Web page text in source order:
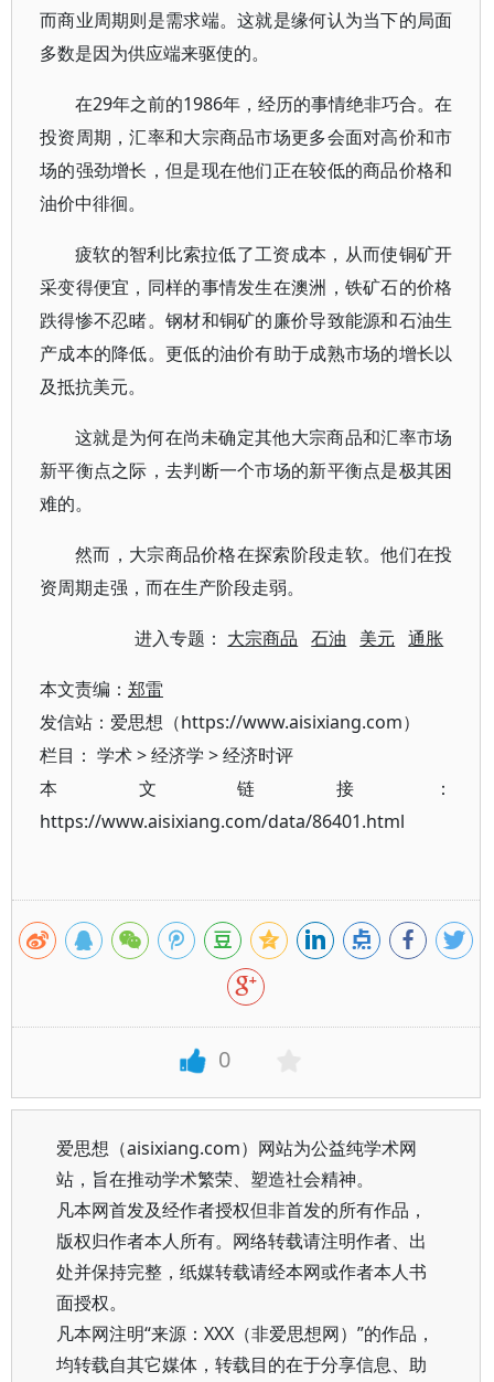
而商业周期则是需求端。这就是缘何认为当下的局面
多数是因为供应端来驱使的。
在29年之前的1986年，经历的事情绝非巧合。在
投资周期，汇率和大宗商品市场更多会面对高价和市
场的强劲增长，但是现在他们正在较低的商品价格和
油价中徘徊。
疲软的智利比索拉低了工资成本，从而使铜矿开
采变得便宜，同样的事情发生在澳洲，铁矿石的价格
跌得惨不忍睹。钢材和铜矿的廉价导致能源和石油生
产成本的降低。更低的油价有助于成熟市场的增长以
及抵抗美元。
这就是为何在尚未确定其他大宗商品和汇率市场
新平衡点之际，去判断一个市场的新平衡点是极其困
难的。
然而，大宗商品价格在探索阶段走软。他们在投
资周期走强，而在生产阶段走弱。
进入专题： 大宗商品 石油 美元 通胀
本文责编： 郑雷
发信站：爱思想（https://www.aisixiang.com）
栏目： 学术>经济学 >经济时评
本文链接：
https://www.aisixiang.com/data/86401.html
0
爱思想（aisixiang.com）网站为公益纯学术网
站，旨在推动学术繁荣、塑造社会精神。
凡本网首发及经作者授权但非首发的所有作品，
版权归作者本人所有。网络转载请注明作者、出
处并保持完整，纸媒转载请经本网或作者本人书
面授权。
凡本网注明“来源：XXX（非爱思想网）”的作品，
均转载自其它媒体，转载目的在于分享信息、助